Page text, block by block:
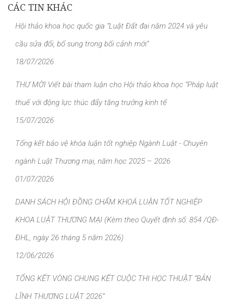
CÁC TIN KHÁC
Hội thảo khoa học quốc gia “Luật Đất đai năm 2024 và yêu
cầu sửa đổi, bổ sung trong bối cảnh mới”
18/07/2026
THƯ MỜI Viết bài tham luận cho Hội thảo khoa học “Pháp luật
thuế với động lực thúc đẩy tăng trưởng kinh tế
15/07/2026
Tổng kết bảo vệ khóa luận tốt nghiệp Ngành Luật - Chuyên
ngành Luật Thương mại, năm học 2025 – 2026
01/07/2026
DANH SÁCH HỘI ĐỒNG CHẤM KHOÁ LUẬN TỐT NGHIỆP
KHOA LUẬT THƯƠNG MẠI (Kèm theo Quyết định số: 854 /QĐ-
ĐHL, ngày 26 tháng 5 năm 2026)
12/06/2026
TỔNG KẾT VÒNG CHUNG KẾT CUỘC THI HỌC THUẬT “BẢN
LĨNH THƯƠNG LUẬT 2026”